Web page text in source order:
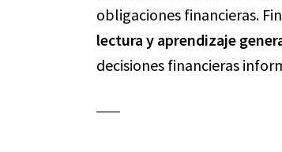
obligaciones financieras.
lectura y aprendizaje
decisiones financieras